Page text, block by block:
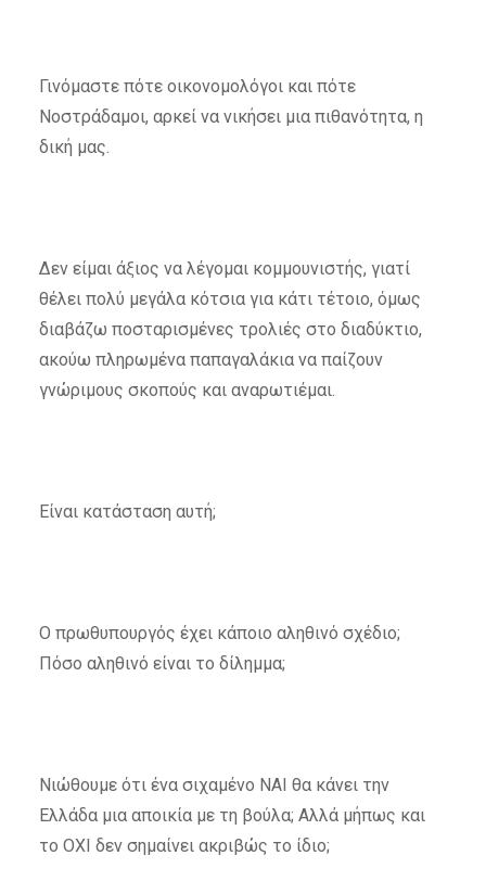
Γινόμαστε πότε οικονομολόγοι και πότε
Νοστράδαμοι, αρκεί να νικήσει μια πιθανότητα, η
δική μας.
Δεν είμαι άξιος να λέγομαι κομμουνιστής, γιατί
θέλει πολύ μεγάλα κότσια για κάτι τέτοιο, όμως
διαβάζω ποσταρισμένες τρολιές στο διαδύκτιο,
ακούω πληρωμένα παπαγαλάκια να παίζουν
γνώριμους σκοπούς και αναρωτιέμαι.
Είναι κατάσταση αυτή;
Ο πρωθυπουργός έχει κάποιο αληθινό σχέδιο;
Πόσο αληθινό είναι το δίλημμα;
Νιώθουμε ότι ένα σιχαμένο ΝΑΙ θα κάνει την
Ελλάδα μια αποικία με τη βούλα; Αλλά μήπως και
το ΟΧΙ δεν σημαίνει ακριβώς το ίδιο;